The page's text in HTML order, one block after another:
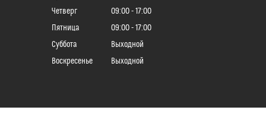
Четверг
09:00
17:00
Пятница
09:00
17:00
Суббота
Выходной
Воскресенье
Выходной